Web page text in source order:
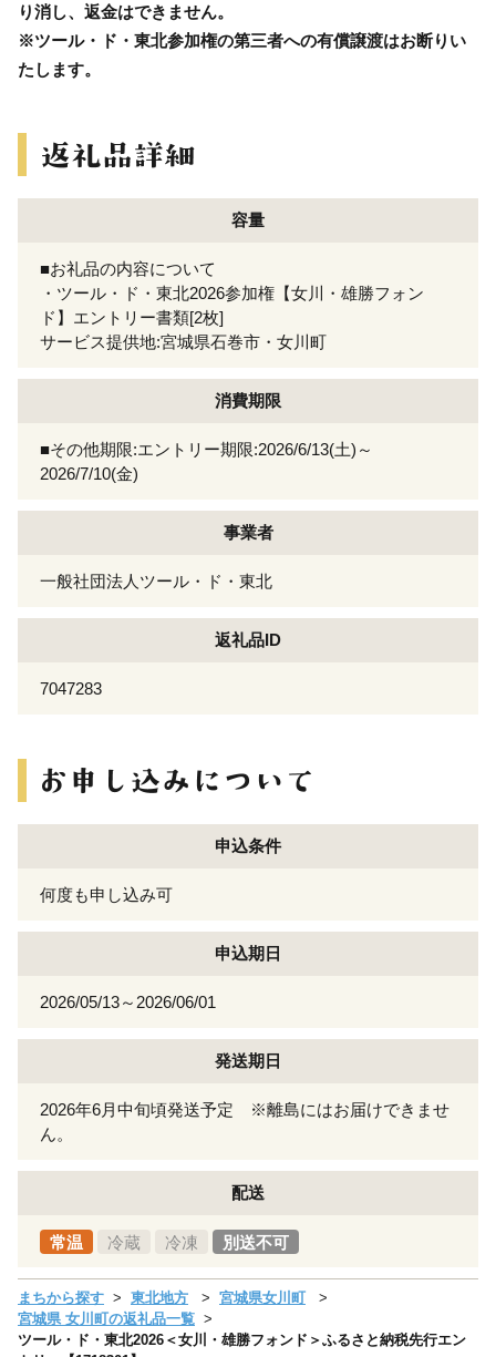
り消し、返金はできません。
※ツール・ド・東北参加権の第三者への有償譲渡はお断りい
たします。
容量
■お礼品の内容について
・ツール・ド・東北2026参加権【女川・雄勝フォン
ド】エントリー書類[2枚]
サービス提供地:宮城県石巻市・女川町
消費期限
■その他期限:エントリー期限:2026/6/13(土)～
2026/7/10(金)
事業者
一般社団法人ツール・ド・東北
返礼品ID
7047283
申込条件
何度も申し込み可
申込期日
2026/05/13～2026/06/01
発送期日
2026年6月中旬頃発送予定 ※離島にはお届けできませ
ん。
配送
常温 冷蔵 冷凍 別送不可
まちから探す 東北地方
宮城県女川町
宮城県 女川町の返礼品一覧
ツール・ド・東北2026＜女川・雄勝フォンド＞ふるさと納税先行エン